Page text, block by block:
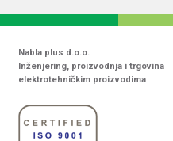
Nabla plus d.o.o.
Inženjering, proizvodnja i trgovina
elektrotehničkim proizvodima